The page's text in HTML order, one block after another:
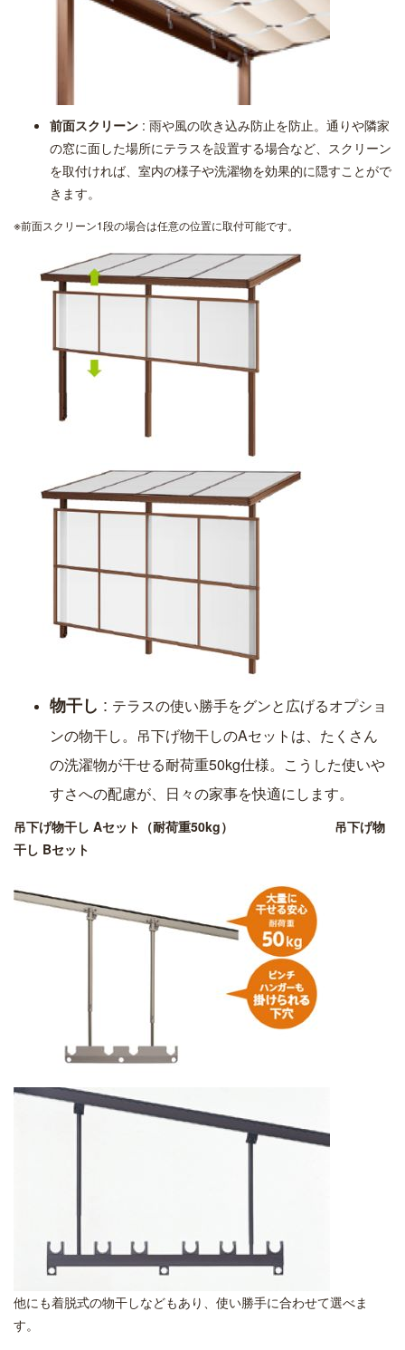
前面スクリーン : 雨や風の吹き込み防止を防止。通りや隣家
の窓に面した場所にテラスを設置する場合など、スクリーン
を取付ければ、室内の様子や洗濯物を効果的に隠すことがで
きます。
※前面スクリーン1段の場合は任意の位置に取付可能です。
物干し : テラスの使い勝手をグンと広げるオプショ
ンの物干し。吊下げ物干しのAセットは、たくさん
の洗濯物が干せる耐荷重50kg仕様。こうした使いや
すさへの配慮が、日々の家事を快適にします。
吊下げ物干し Aセット（耐荷重50kg）
吊下げ物
干し Bセット
他にも着脱式の物干しなどもあり、使い勝手に合わせて選べま
す。